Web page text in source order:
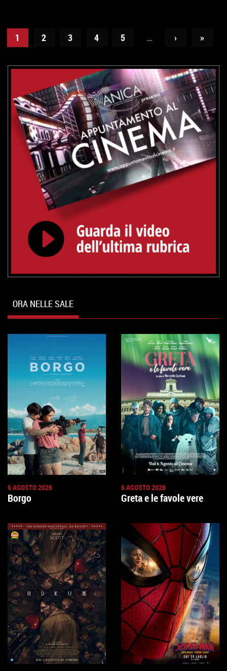
1 2 3 4 5 … › »
ORA NELLE SALE
6 AGOSTO 2026
Borgo
6 AGOSTO 2026
Greta e le favole vere